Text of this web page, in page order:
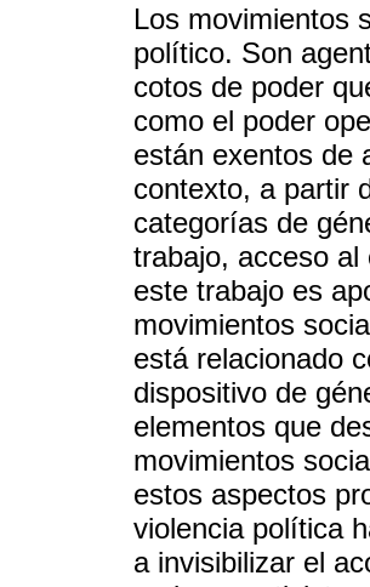
Los movimientos
político. Son
cotos de poder
como el poder
están exentos de
contexto, a partir
categorías de
trabajo, acceso al
este trabajo es
movimientos
está relacionado
dispositivo de
elementos que
movimientos
estos aspectos
violencia política
a invisibilizar el